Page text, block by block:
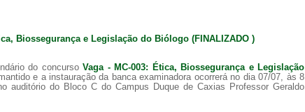
Biossegurança e Legislação do Biólogo (FINALIZADO )
do concursoVaga - MC-003: Ética, Biossegurança e Legislação
e a instauração da banca examinadora ocorrerá no dia 07/07, às 8
auditório do Bloco C do Campus Duque de Caxias Professor Geraldo